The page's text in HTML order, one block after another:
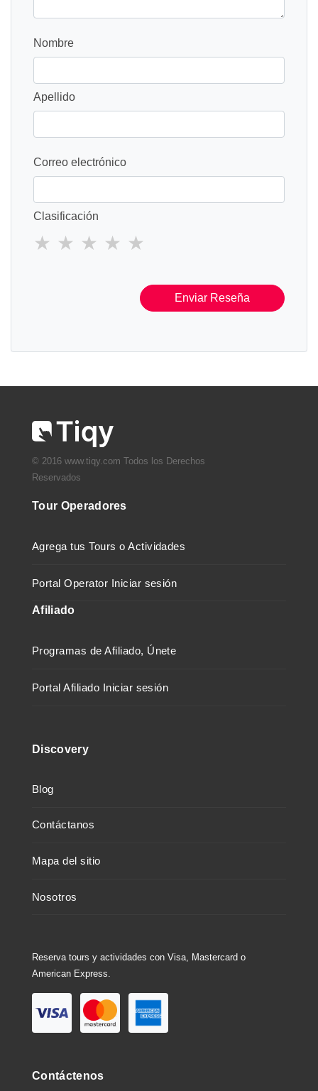
Nombre
Apellido
Correo electrónico
Clasificación
Enviar Reseña
© 2016 www.tiqy.com Todos los Derechos
Reservados
Tour Operadores
Agrega tus Tours o Actividades
Portal Operator Iniciar sesión
Afiliado
Programas de Afiliado, Únete
Portal Afiliado Iniciar sesión
Discovery
Blog
Contáctanos
Mapa del sitio
Nosotros
Reserva tours y actividades con Visa, Mastercard o
American Express.
Contáctenos